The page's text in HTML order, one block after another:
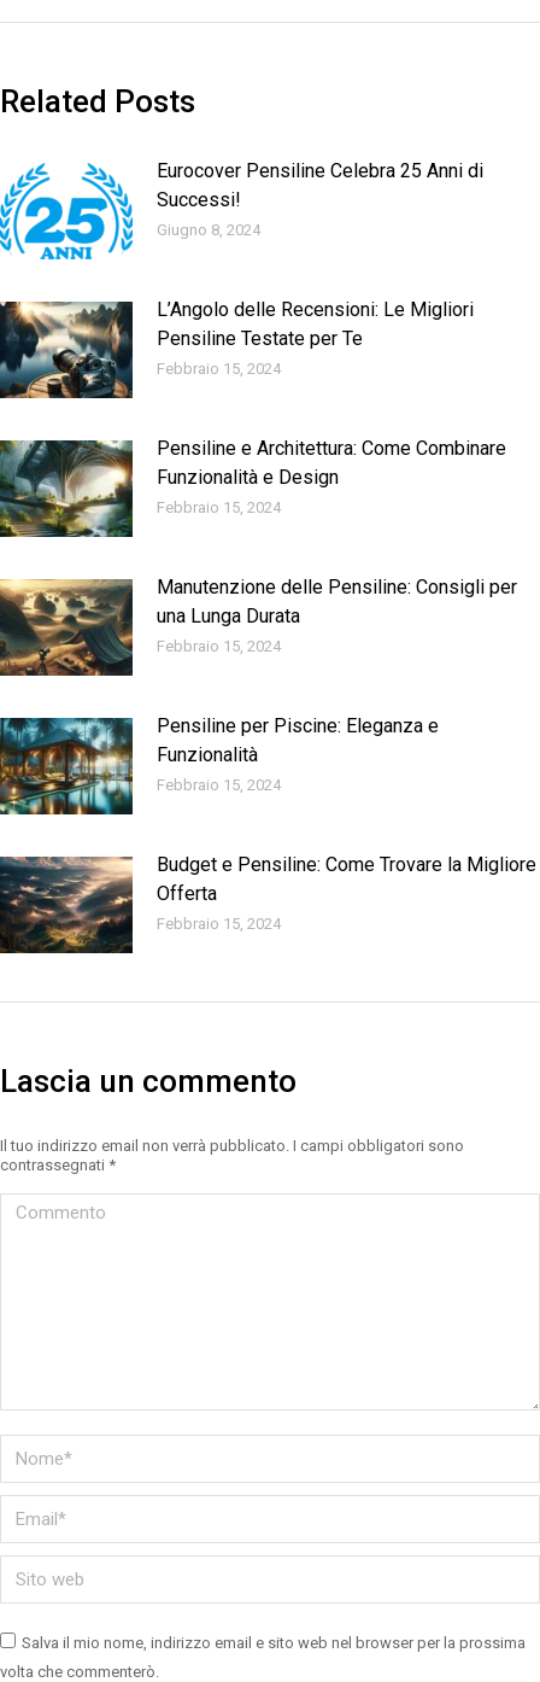
Related Posts
Eurocover Pensiline Celebra 25 Anni di
Successi!
Giugno 8, 2024
L’Angolo delle Recensioni: Le Migliori
Pensiline Testate per Te
Febbraio 15, 2024
Pensiline e Architettura: Come Combinare
Funzionalità e Design
Febbraio 15, 2024
Manutenzione delle Pensiline: Consigli per
una Lunga Durata
Febbraio 15, 2024
Pensiline per Piscine: Eleganza e
Funzionalità
Febbraio 15, 2024
Budget e Pensiline: Come Trovare la Migliore
Offerta
Febbraio 15, 2024
Lascia un commento
Il tuo indirizzo email non verrà pubblicato. I campi obbligatori sono
contrassegnati *
Commento
Nome *
Email *
Sito web
Salva il mio nome, indirizzo email e sito web nel browser per la prossima
volta che commenterò.